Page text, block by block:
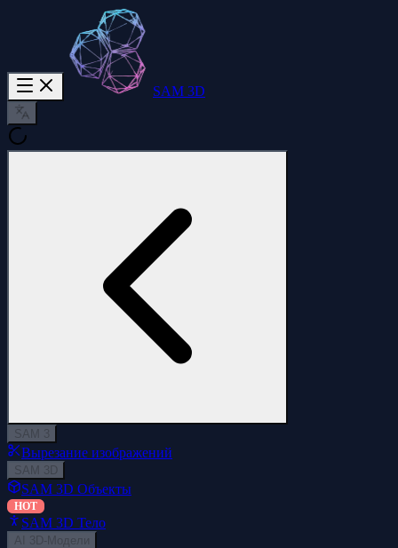
SAM 3D
SAM 3
Вырезание изображений
SAM 3D
SAM 3D Объекты
HOT
SAM 3D Тело
AI 3D-Модели